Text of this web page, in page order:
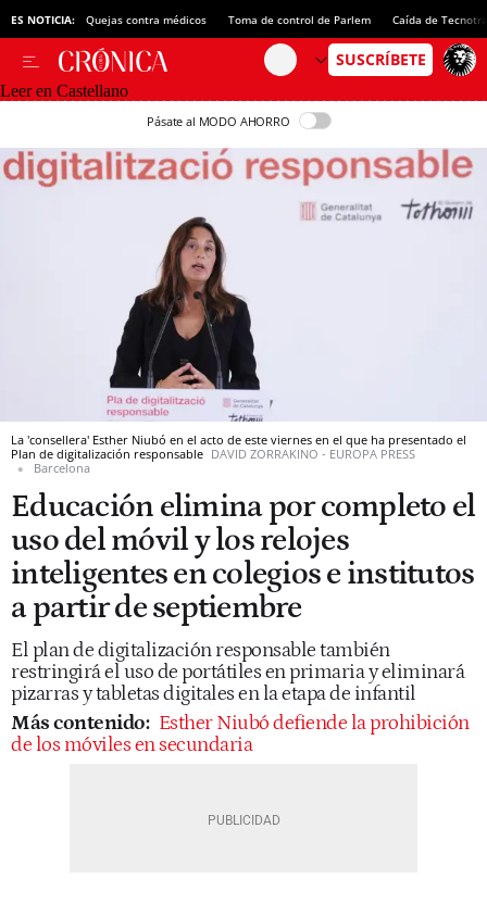
ES NOTICIA: Quejas contra médicos Toma de control de Parlem Caída de
Leer en Castellano
Pásate al MODO AHORRO
La 'consellera' Esther Niubó en el acto de este viernes en el que ha presentado el
Plan de digitalización responsable DAVID ZORRAKINO - EUROPA PRESS
Barcelona
Educación elimina por completo el
uso del móvil y los relojes
inteligentes en colegios e institutos
a partir de septiembre
El plan de digitalización responsable también
restringirá el uso de portátiles en primaria y eliminará
pizarras y tabletas digitales en la etapa de infantil
Más contenido: Esther Niubó defiende la prohibición
de los móviles en secundaria